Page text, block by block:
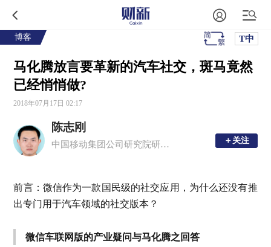
博客 T中
马化腾放言要革新的汽车社交，斑马竟然
已经悄悄做?
2018年07月17日 02:17
陈志刚
中国移动集团公司研究院研究员 ＋关注
＋关注
前言：微信作为一款国民级的社交应用，为什么还没有推
出专门用于汽车领域的社交版本？
微信车联网版的产业疑问与马化腾之回答